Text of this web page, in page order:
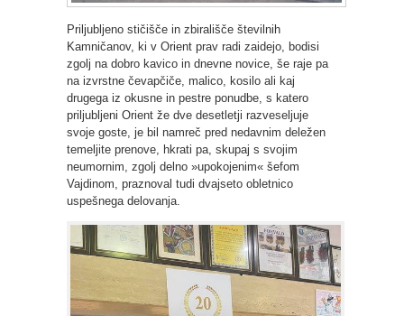
Priljubljeno stičišče in zbirališče številnih
Kamničanov, ki v Orient prav radi zaidejo, bodisi
zgolj na dobro kavico in dnevne novice, še raje pa
na izvrstne čevapčiče, malico, kosilo ali kaj
drugega iz okusne in pestre ponudbe, s katero
priljubljeni Orient že dve desetletji razveseljuje
svoje goste, je bil namreč pred nedavnim deležen
temeljite prenove, hkrati pa, skupaj s svojim
neumornim, zgolj delno »upokojenim« šefom
Vajdinom, praznoval tudi dvajseto obletnico
uspešnega delovanja.